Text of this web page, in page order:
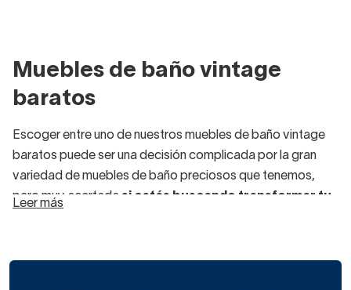
Muebles de baño vintage
baratos
Escoger entre uno de nuestros muebles de baño vintage
baratos puede ser una decisión complicada por la gran
variedad de muebles de baño preciosos que tenemos,
pero muy acertada si estás buscando transformar tu
Leer más